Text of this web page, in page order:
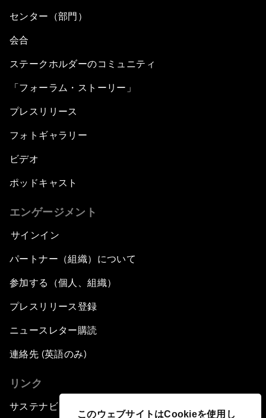
このウェブサイトはCookieを使用し
センター（部門）
会合
ステークホルダーのコミュニティ
「フォーラム・ストーリー」
プレスリリース
フォトギャラリー
ビデオ
ポッドキャスト
エンゲージメント
サインイン
パートナー（組織）について
参加する（個人、組織）
プレスリリース登録
ニュースレター購読
連絡先 (英語のみ)
リンク
サステナビリティへの取り組み